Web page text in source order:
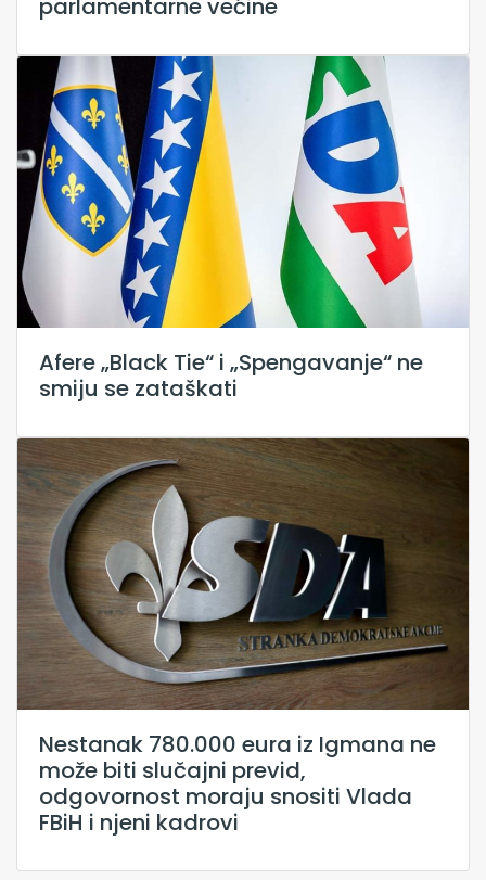
parlamentarne većine
Afere „Black Tie“ i „Spengavanje“ ne
smiju se zataškati
Nestanak 780.000 eura iz Igmana ne
može biti slučajni previd,
odgovornost moraju snositi Vlada
FBiH i njeni kadrovi